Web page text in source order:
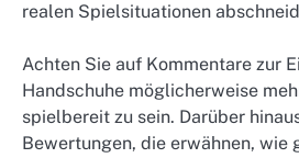
realen Spielsituationen
Achten Sie auf Kommentare zur
Handschuhe möglicherweise
spielbereit zu sein. Darüber
Bewertungen, die erwähnen, wie